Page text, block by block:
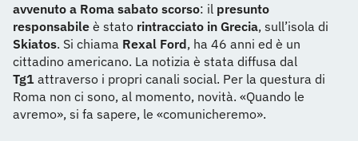
avvenuto a Roma sabato scorso: il presunto
responsabile è stato rintracciato in Grecia, sull’isola di
Skiatos. Si chiama Rexal Ford, ha 46 anni ed è un
cittadino americano. La notizia è stata diffusa dal
Tg1 attraverso i propri canali social. Per la questura di
Roma non ci sono, al momento, novità. «Quando le
avremo», si fa sapere, le «comunicheremo».